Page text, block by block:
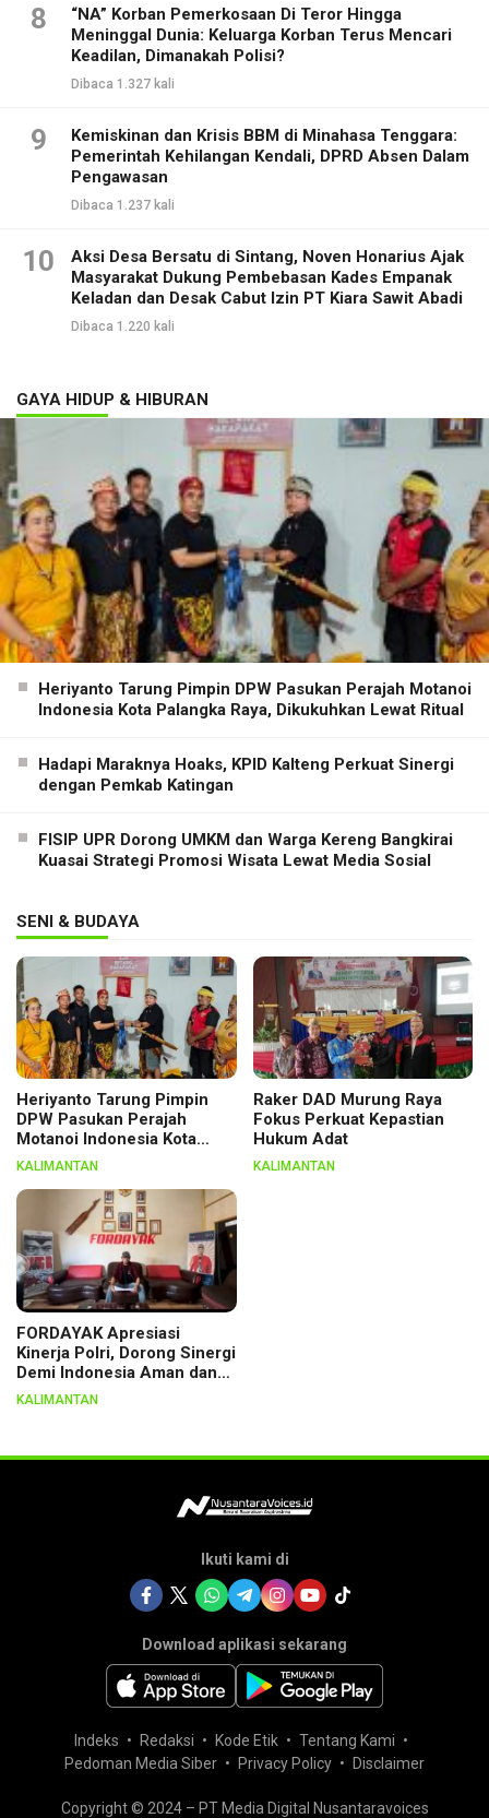
8
“NA” Korban Pemerkosaan Di Teror Hingga
Meninggal Dunia: Keluarga Korban Terus Mencari
Keadilan, Dimanakah Polisi?
Dibaca 1.327 kali
9
Kemiskinan dan Krisis BBM di Minahasa Tenggara:
Pemerintah Kehilangan Kendali, DPRD Absen Dalam
Pengawasan
Dibaca 1.237 kali
10
Aksi Desa Bersatu di Sintang, Noven Honarius Ajak
Masyarakat Dukung Pembebasan Kades Empanak
Keladan dan Desak Cabut Izin PT Kiara Sawit Abadi
Dibaca 1.220 kali
GAYA HIDUP & HIBURAN
Heriyanto Tarung Pimpin DPW Pasukan Perajah Motanoi
Indonesia Kota Palangka Raya, Dikukuhkan Lewat Ritual
Hadapi Maraknya Hoaks, KPID Kalteng Perkuat Sinergi
dengan Pemkab Katingan
FISIP UPR Dorong UMKM dan Warga Kereng Bangkirai
Kuasai Strategi Promosi Wisata Lewat Media Sosial
SENI & BUDAYA
Heriyanto Tarung Pimpin
DPW Pasukan Perajah
Motanoi Indonesia Kota
Palangka Raya, Dikukuhkan
KALIMANTAN
Raker DAD Murung Raya
Fokus Perkuat Kepastian
Hukum Adat
KALIMANTAN
FORDAYAK Apresiasi
Kinerja Polri, Dorong Sinergi
Demi Indonesia Aman dan
Berkeadilan
KALIMANTAN
Ikuti kami di
Download aplikasi sekarang
Indeks Redaksi Kode Etik
Tentang Kami
Pedoman Media Siber
Privacy Policy Disclaimer
Copyright © 2024 – PT Media Digital Nusantaravoices